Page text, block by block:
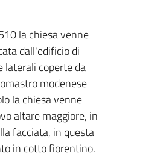
la chiesa venne
dall'edificio di
laterali coperte da
modenese
la chiesa venne
altare maggiore, in
facciata, in questa
in cotto fiorentino.